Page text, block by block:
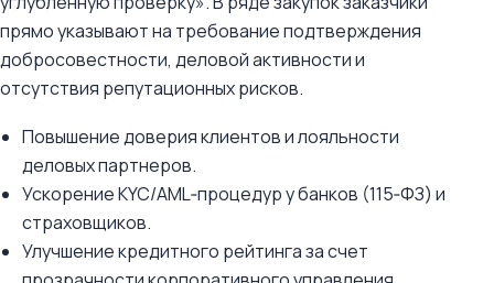
прямо указывают на требование подтверждения
добросовестности, деловой активности и
отсутствия репутационных рисков.
Повышение доверия клиентов и лояльности
деловых партнеров.
Ускорение KYC/AML‑процедур у банков (115‑ФЗ) и
страховщиков.
Улучшение кредитного рейтинга за счет